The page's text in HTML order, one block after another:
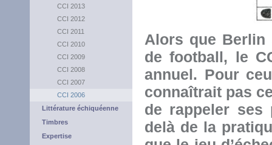
CCI 2013
CCI 2012
CCI 2011
CCI 2010
CCI 2009
CCI 2008
CCI 2007
CCI 2006
Littérature échiquéenne
Timbres
Expertise
Alors que Berlin
de football, le
annuel. Pour
connaîtrait pas
de rappeler ses
delà de la